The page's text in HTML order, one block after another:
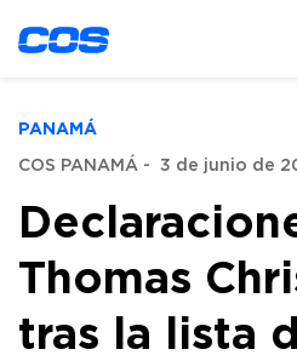
PANAMÁ
COS PANAMÁ - 3 de junio de
Thomas
tras la lista